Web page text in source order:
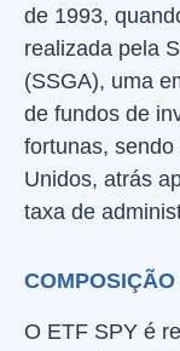
de 1993,
realizada pela
(SSGA), uma
de fundos de
fortunas,
Unidos, atrás
taxa de
O ETF SPY é